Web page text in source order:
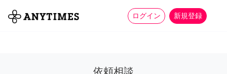
ログイン 新規登録
全て 家事 more_horiz
依頼相談